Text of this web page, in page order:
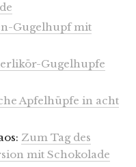
Gugelhupf mit
Gugelhupfe
Apfelhüpfe in acht
Zum Tag des
mit Schokolade